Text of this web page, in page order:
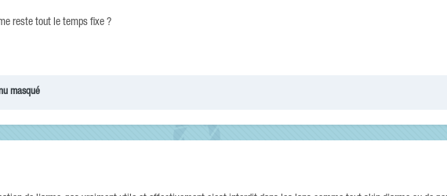
reste tout le temps fixe ?
masqué